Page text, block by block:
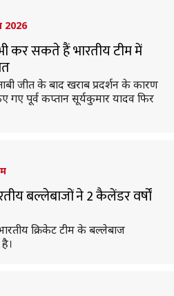
2026
कर सकते हैं भारतीय टीम में
जीत के बाद खराब प्रदर्शन के कारण
गए पूर्व कप्तान सूर्यकुमार यादव फिर
बल्लेबाजों ने 2 कैलेंडर वर्षों
क्रिकेट टीम के बल्लेबाज